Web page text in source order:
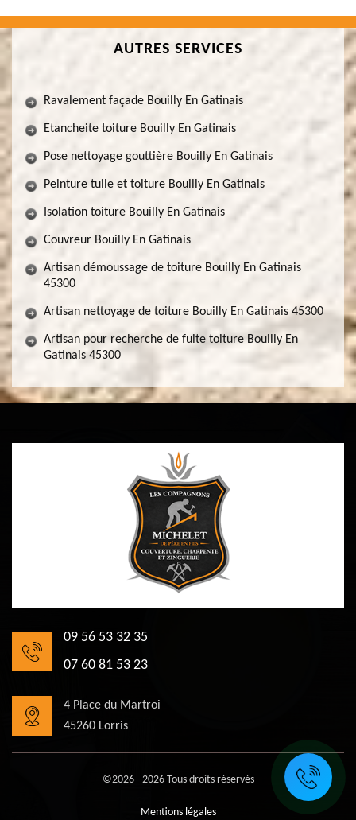
AUTRES SERVICES
Ravalement façade Bouilly En Gatinais
Etancheite toiture Bouilly En Gatinais
Pose nettoyage gouttière Bouilly En Gatinais
Peinture tuile et toiture Bouilly En Gatinais
Isolation toiture Bouilly En Gatinais
Couvreur Bouilly En Gatinais
Artisan démoussage de toiture Bouilly En Gatinais
45300
Artisan nettoyage de toiture Bouilly En Gatinais 45300
Artisan pour recherche de fuite toiture Bouilly En
Gatinais 45300
09 56 53 32 35
07 60 81 53 23
4 Place du Martroi
45260 Lorris
©2026 - 2026 Tous droits réservés
Mentions légales